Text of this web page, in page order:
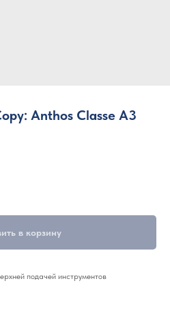
Anthos Classe A3
в корзину
подачей инструментов